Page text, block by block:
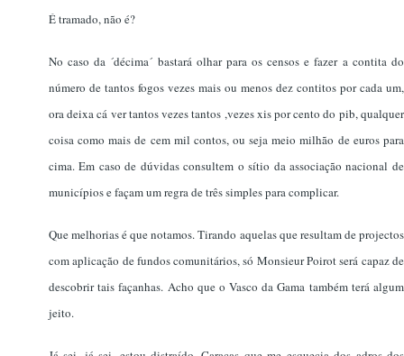
É tramado, não é?
No caso da ´décima´ bastará olhar para os censos e fazer a contita do
número de tantos fogos vezes mais ou menos dez contitos por cada um,
ora deixa cá ver tantos vezes tantos ,vezes xis por cento do pib, qualquer
coisa como mais de cem mil contos, ou seja meio milhão de euros para
cima. Em caso de dúvidas consultem o sítio da associação nacional de
municípios e façam um regra de três simples para complicar.
Que melhorias é que notamos. Tirando aquelas que resultam de projectos
com aplicação de fundos comunitários, só Monsieur Poirot será capaz de
descobrir tais façanhas. Acho que o Vasco da Gama também terá algum
jeito.